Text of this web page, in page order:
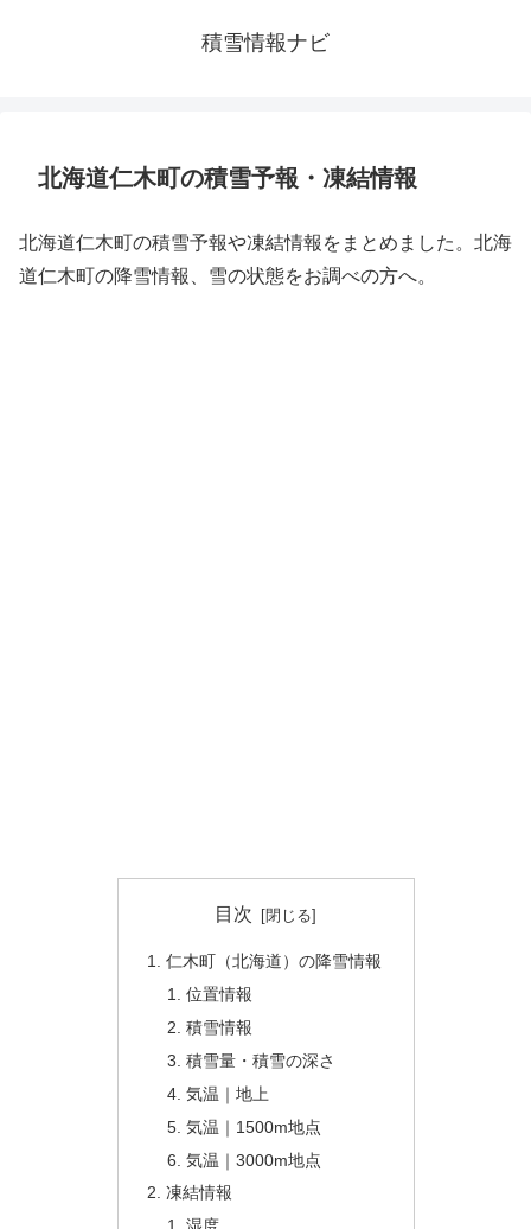
積雪情報ナビ
北海道仁木町の積雪予報・凍結情報
北海道仁木町の積雪予報や凍結情報をまとめました。北海
道仁木町の降雪情報、雪の状態をお調べの方へ。
目次
仁木町（北海道）の降雪情報
位置情報
積雪情報
積雪量・積雪の深さ
気温｜地上
気温｜1500m地点
気温｜3000m地点
凍結情報